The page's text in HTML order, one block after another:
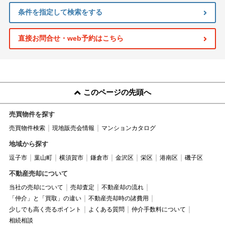
条件を指定して検索をする
直接お問合せ・web予約はこちら
このページの先頭へ
売買物件を探す
売買物件検索 現地販売会情報 マンションカタログ
地域から探す
逗子市 葉山町 横須賀市 鎌倉市 金沢区 栄区 港南区 磯子区
不動産売却について
当社の売却について 売却査定
不動産却の流れ
「仲介」と「買取」の違い
不動産売却時の諸費用
少しでも高く売るポイント
よくある質問
仲介手数料について
相続相談